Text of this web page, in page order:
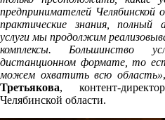
предпринимателей
практические знания, полный
услуги мы продолжим
комплексы. Большинство
дистанционном формате, то
можем охватить всю область»
Третьякова, контент-
Челябинской области.